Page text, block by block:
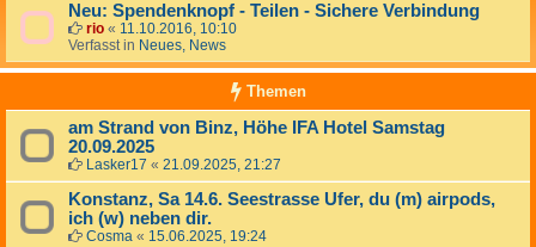
Neu: Spendenknopf - Teilen - Sichere Verbindung
rio « 11.10.2016, 10:10
Verfasst in Neues, News
Themen
am Strand von Binz, Höhe IFA Hotel Samstag
20.09.2025
Lasker17 « 21.09.2025, 21:27
Konstanz, Sa 14.6. Seestrasse Ufer, du (m) airpods,
ich (w) neben dir.
Cosma « 15.06.2025, 19:24